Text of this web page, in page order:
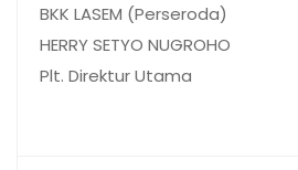
BKK LASEM (Perseroda)
HERRY SETYO NUGROHO
Plt. Direktur Utama